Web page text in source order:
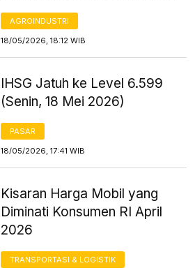
AGROINDUSTRI
18/05/2026, 18:12 WIB
IHSG Jatuh ke Level 6.599
(Senin, 18 Mei 2026)
PASAR
18/05/2026, 17:41 WIB
Kisaran Harga Mobil yang
Diminati Konsumen RI April
2026
TRANSPORTASI & LOGISTIK